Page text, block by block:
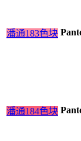
潘通183色块
潘通184色块